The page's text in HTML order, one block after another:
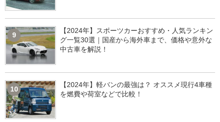
9
【2024年】スポーツカーおすすめ・人気ランキン
グ一覧30選｜国産から海外車まで、価格や意外な
中古車を解説！
10
【2024年】軽バンの最強は？ オススメ現行4車種
を燃費や荷室などで比較！